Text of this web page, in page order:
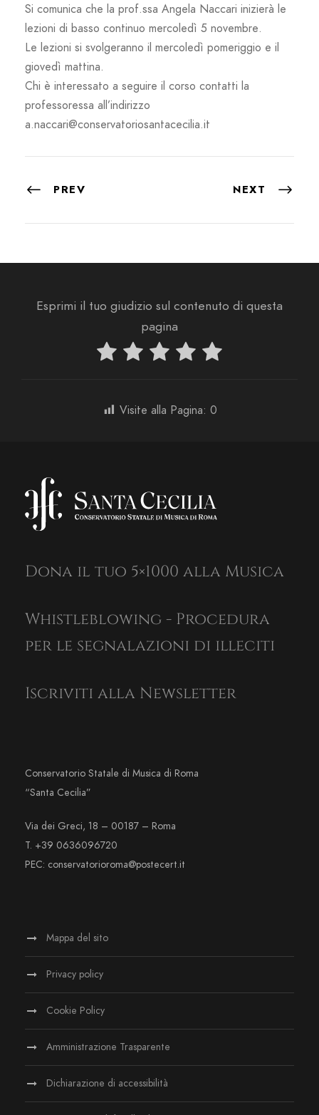
Si comunica che la prof.ssa Angela Naccari inizierà le
lezioni di basso continuo mercoledì 5 novembre.
Le lezioni si svolgeranno il mercoledì pomeriggio e il
giovedì mattina.
Chi è interessato a seguire il corso contatti la
professoressa all’indirizzo
a.naccari@conservatoriosantacecilia.it
PREV NEXT
Esprimi il tuo giudizio sul contenuto di questa
pagina
Visite alla Pagina: 0
Dona il tuo 5×1000 alla Musica
Whistleblowing - Procedura
per le segnalazioni di illeciti
Iscriviti alla Newsletter
Conservatorio Statale di Musica di Roma
“Santa Cecilia”
Via dei Greci, 18 – 00187 – Roma
T. +39 0636096720
PEC: conservatorioroma@postecert.it
Mappa del sito
Privacy policy
Cookie Policy
Amministrazione Trasparente
Dichiarazione di accessibilità